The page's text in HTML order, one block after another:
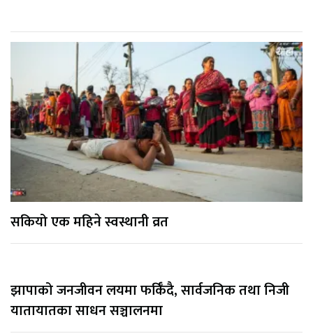
सकियो एक महिने स्वस्थानी व्रत
झापाको जनजीवन लयमा फर्किँदै, सार्वजनिक तथा निजी
यातायातका साधन सञ्चालनमा